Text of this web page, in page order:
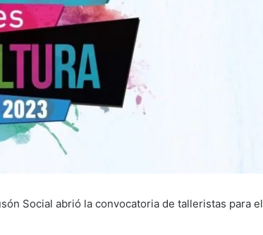
Social abrió la convocatoria de talleristas para el